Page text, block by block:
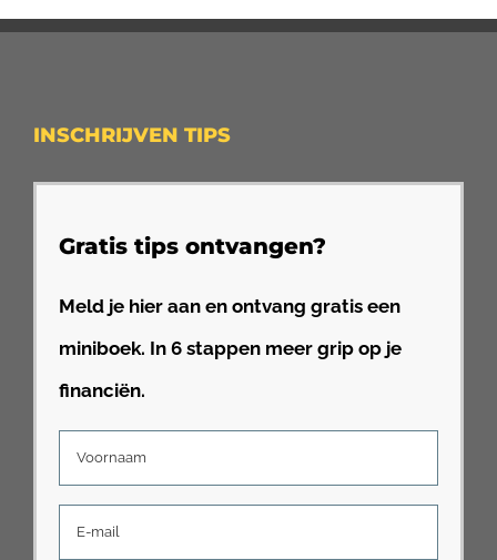
INSCHRIJVEN TIPS
Gratis tips ontvangen?
Meld je hier aan en ontvang gratis een
miniboek. In 6 stappen meer grip op je
financiën.